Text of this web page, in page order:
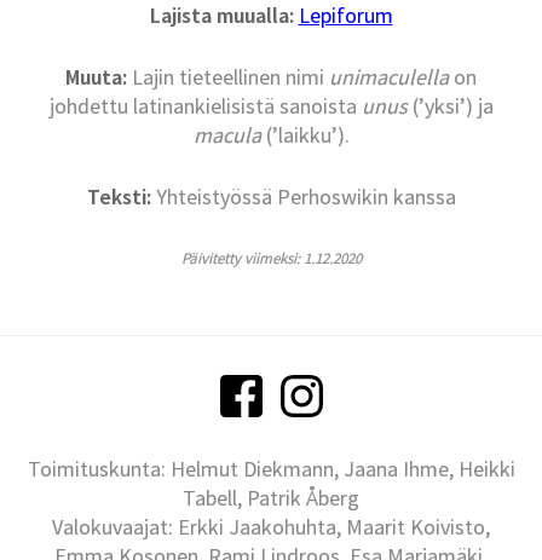
Lajista muualla: Lepiforum
Muuta: Lajin tieteellinen nimi unimaculellaon
johdettu latinankielisistä sanoista unus(’yksi’) ja
macula(’laikku’).
Teksti:Yhteistyössä Perhoswikin kanssa
Päivitetty viimeksi: 1.12.2020
Toimituskunta: Helmut Diekmann, Jaana Ihme, Heikki
Tabell, Patrik Åberg
Valokuvaajat: Erkki Jaakohuhta, Maarit Koivisto,